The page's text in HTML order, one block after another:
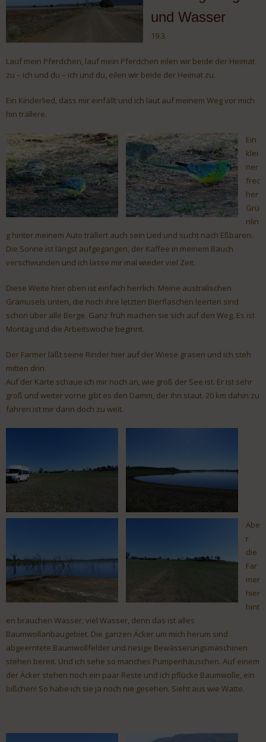
und Wasser
19.3.
Lauf mein Pferdchen, lauf mein Pferdchen eilen wir beide der Heimat
zu – ich und du – ich und du, eilen wir beide der Heimat zu.
Ein Kinderlied, dass mir einfällt und ich laut auf meinem Weg vor mich
hin trällere.
Ein
klei
ner
frec
her
Grü
nlin
g hinter meinem Auto trällert auch sein Lied und sucht nach Eßbaren.
Die Sonne ist längst aufgegangen, der Kaffee in meinem Bauch
verschwunden und ich lasse mir mal wieder viel Zeit.
Diese Weite hier oben ist einfach herrlich. Meine australischen
Gramusels unten, die noch ihre letzten Bierflaschen leerten sind
schon über alle Berge. Ganz früh machen sie sich auf den Weg. Es ist
Montag und die Arbeitswoche beginnt.
Der Farmer läßt seine Rinder hier auf der Wiese grasen und ich steh
mitten drin.
Auf der Karte schaue ich mir noch an, wie groß der See ist. Er ist sehr
groß und weiter vorne gibt es den Damm, der ihn staut. 20 km dahin zu
fahren ist mir dann doch zu weit.
Abe
r
die
Far
mer
hier
hint
en brauchen Wasser, viel Wasser, denn das ist alles
Baumwollanbaugebiet. Die ganzen Äcker um mich herum sind
abgeerntete Baumwollfelder und riesige Bewässerungsmaschinen
stehen bereit. Und ich sehe so manches Pumpenhäuschen. Auf einem
der Äcker stehen noch ein paar Reste und ich pflücke Baumwolle, ein
bißchen! So habe ich sie ja noch nie gesehen. Sieht aus wie Watte.